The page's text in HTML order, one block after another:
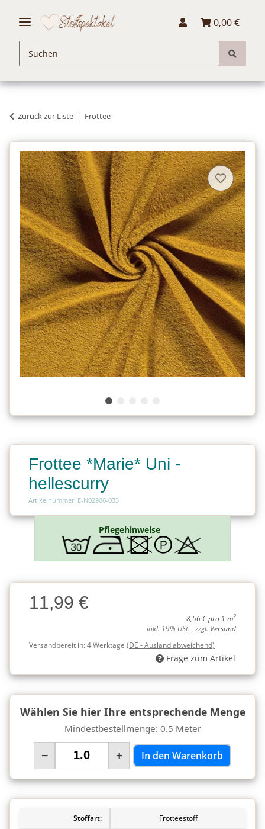
0,00 €
Zurück zur Liste Frottee
Frottee *Marie* Uni -
hellescurry
Artikelnummer: E-N02900-033
Pflegehinweise
Charge
Charge11,99 €
8,56 € pro 1 m2
inkl. 19% USt. , zzgl. Versand
Versandbereit in:4 Werktage (DE - Ausland abweichend)
Frage zum Artikel
Wählen Sie hier Ihre entsprechende Menge
Mindestbestellmenge: 0.5 Meter
− + In den Warenkorb
Stoffart:
Frotteestoff